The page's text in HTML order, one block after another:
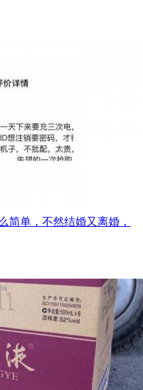
简单，不然结婚又离婚，